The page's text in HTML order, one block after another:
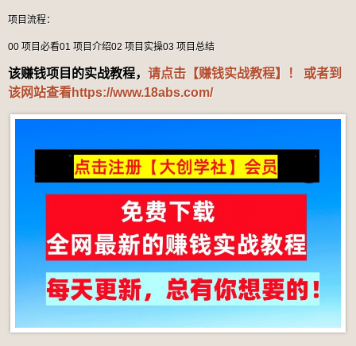
项目流程：
00 项目必看01 项目介绍02 项目实操03 项目总结
该赚钱项目的实战教程， 请点击【赚钱实战教程】！ 或者到
该网站查看https://www.18abs.com/